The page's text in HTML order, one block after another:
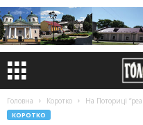
Головна Коротко На Поториці
КОРОТКО